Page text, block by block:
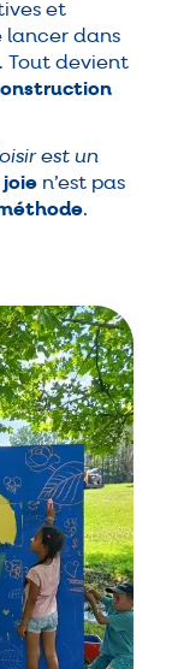
et
lancer dans
Tout devient
est un
joie n’est pas
.